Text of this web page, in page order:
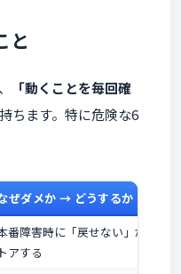
と
「動くことを毎回確
ちます。特に危険な6
ぜダメか → どうするか
番障害時に「戻せない」が発覚
トアする